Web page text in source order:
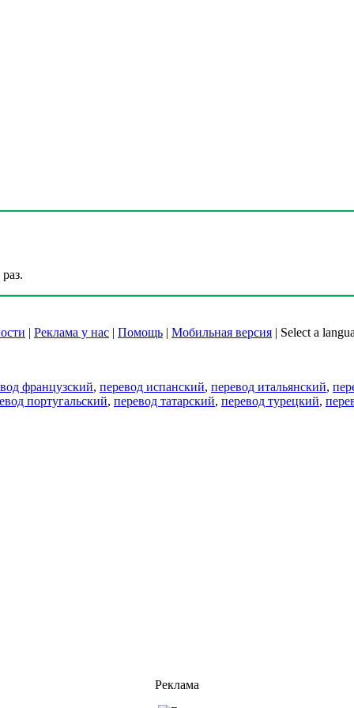
| Реклама у нас | Помощь | Мобильная версия | Select a
французский, перевод испанский, перевод итальянский,
португальский, перевод татарский, перевод турецкий,
Реклама